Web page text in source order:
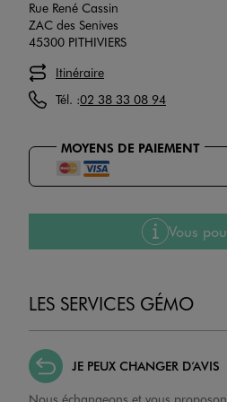
Rue René Cassin
ZAC des Senives
45300 PITHIVIERS
Itinéraire
Tél. :02 38 33 08 94
MOYENS DE PAIEMENT
Vous
LES SERVICES GÉMO
JE PEUX CHANGER D’AVIS